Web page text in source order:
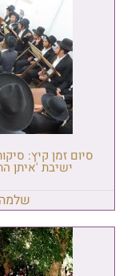
סיום זמן קיץ:
ישיבת 'איתן